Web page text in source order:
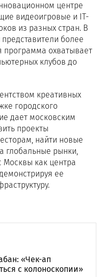
«Чек-ап
с колоноскопии»
центре
видеоигровые и IТ-
из разных стран. В
более
программа охватывает
клубов до
креативных
городского
дает московским
проекты
найти новые
глобальные рынки,
Москвы как центра
ее